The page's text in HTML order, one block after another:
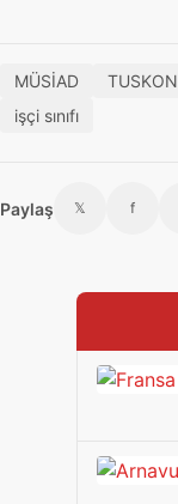
MÜSİAD TUSKON
işçi sınıfı
Paylaş 𝕏 f